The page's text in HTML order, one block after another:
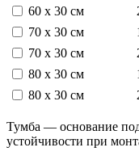
60 х 30 см
70 х 30 см
70 х 30 см
80 х 30 см
80 х 30 см
Тумба — основание под
устойчивости при